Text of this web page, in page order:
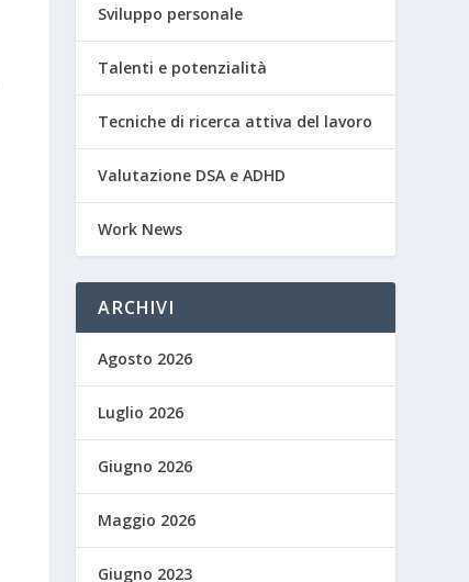
Sviluppo personale
Talenti e potenzialità
Tecniche di ricerca attiva del lavoro
Valutazione DSA e ADHD
Work News
ARCHIVI
Agosto 2026
Luglio 2026
Giugno 2026
Maggio 2026
Giugno 2023